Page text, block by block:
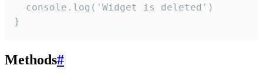
  console.log('Widget is deleted')
}
Methods#